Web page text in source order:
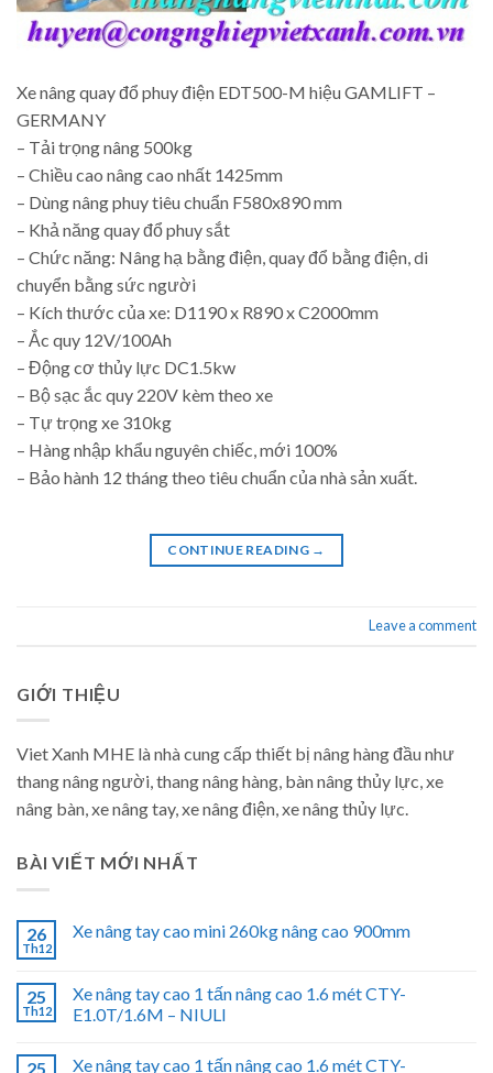
Xe nâng quay đổ phuy điện EDT500-M hiệu GAMLIFT –
GERMANY
– Tải trọng nâng 500kg
– Chiều cao nâng cao nhất 1425mm
– Dùng nâng phuy tiêu chuẩn F580x890 mm
– Khả năng quay đổ phuy sắt
– Chức năng: Nâng hạ bằng điện, quay đổ bằng điện, di
chuyển bằng sức người
– Kích thước của xe: D1190 x R890 x C2000mm
– Ắc quy 12V/100Ah
– Động cơ thủy lực DC1.5kw
– Bộ sạc ắc quy 220V kèm theo xe
– Tự trọng xe 310kg
– Hàng nhập khẩu nguyên chiếc, mới 100%
– Bảo hành 12 tháng theo tiêu chuẩn của nhà sản xuất.
CONTINUE READING →
Leave a comment
GIỚI THIỆU
Viet Xanh MHE là nhà cung cấp thiết bị nâng hàng đầu như
thang nâng người, thang nâng hàng, bàn nâng thủy lực, xe
nâng bàn, xe nâng tay, xe nâng điện, xe nâng thủy lực.
BÀI VIẾT MỚI NHẤT
26
Th12
Xe nâng tay cao mini 260kg nâng cao 900mm
25
Th12
Xe nâng tay cao 1 tấn nâng cao 1.6 mét CTY-
E1.0T/1.6M – NIULI
25 Xe nâng tay cao 1 tấn nâng cao 1.6 mét CTY-